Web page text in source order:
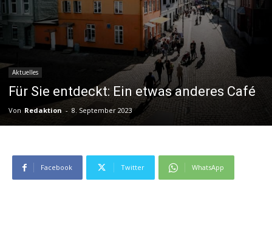
Aktuelles
Für Sie entdeckt: Ein etwas anderes Café
Von Redaktion - 8. September 2023
Facebook Twitter WhatsApp